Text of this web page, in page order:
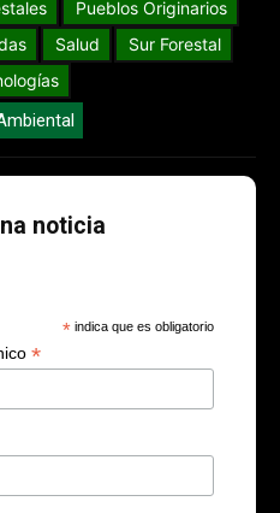
Pueblos Originarios
Salud
Sur Forestal
noticia
* indica que es obligatorio
*